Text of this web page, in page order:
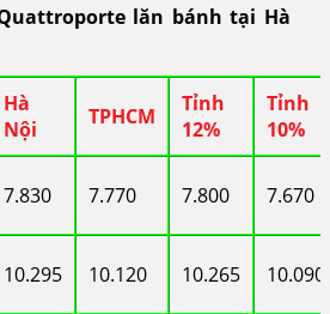
lăn bánh tại Hà
Hà
Nội
TPHCM
Tỉnh
12%
Tỉnh
10%
7.830 7.770 7.800 7.670
10.295 10.120 10.265 10.090